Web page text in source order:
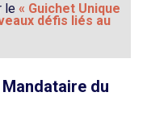
le « Guichet Unique
défis liés au
du